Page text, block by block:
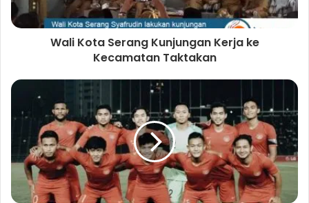
Wali Kota Serang Kunjungan Kerja ke
Kecamatan Taktakan